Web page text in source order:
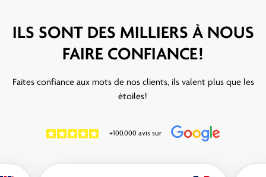
ILS SONT DES MILLIERS À NOUS
FAIRE CONFIANCE!
Faites confiance aux mots de nos clients, ils valent plus que les
étoiles!
+100.000 avis sur